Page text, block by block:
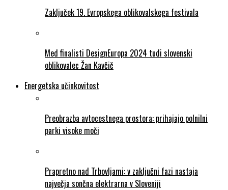
Zaključek 19. Evropskega oblikovalskega festivala
Med finalisti DesignEuropa 2024 tudi slovenski
oblikovalec Žan Kavčič
Energetska učinkovitost
Preobrazba avtocestnega prostora: prihajajo polnilni
parki visoke moči
Prapretno nad Trbovljami: v zaključni fazi nastaja
največja sončna elektrarna v Sloveniji